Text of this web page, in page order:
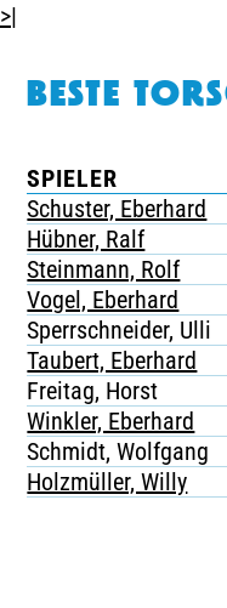
>|
BESTE
SPIELER
Schuster, Eberhard
Hübner, Ralf
Steinmann, Rolf
Vogel, Eberhard
Sperrschneider, Ulli
Taubert, Eberhard
Freitag, Horst
Winkler, Eberhard
Schmidt, Wolfgang
Holzmüller, Willy